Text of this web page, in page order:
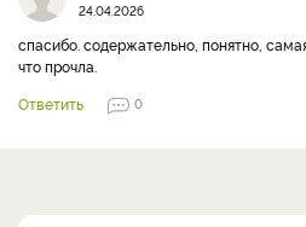
24.04.2026
спасибо. содержательно, понятно,
что прочла.
Ответить
0